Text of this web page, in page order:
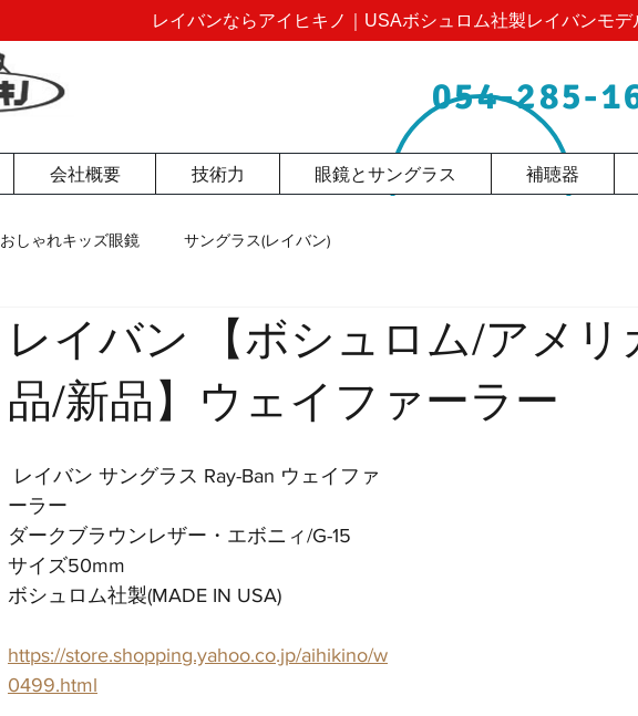
レイバンならアイヒキノ｜USAボシュロム社製レイバンモデ
054-285-
会社概要 技術力 眼鏡とサングラス 補聴器
おしゃれキッズ眼鏡 サングラス(レイバン)
レイバン 【ボシュロム/アメリ
品/新品】ウェイファーラー
ーラー
ダークブラウンレザー・エボニィ/G-15
サイズ50mm
ボシュロム社製(MADE IN USA)
https://store.shopping.yahoo.co.jp/aihikino/w
0499.html